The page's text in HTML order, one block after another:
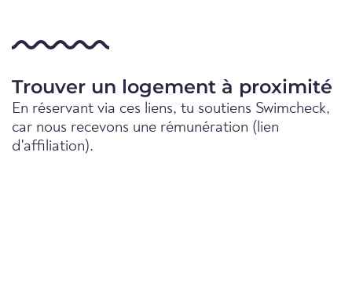
Trouver un logement à proximité
En réservant via ces liens, tu soutiens Swimcheck,
car nous recevons une rémunération (lien
d'affiliation).